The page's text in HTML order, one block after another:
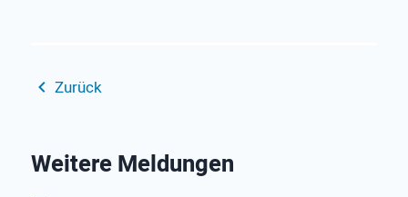
Zurück
Weitere Meldungen